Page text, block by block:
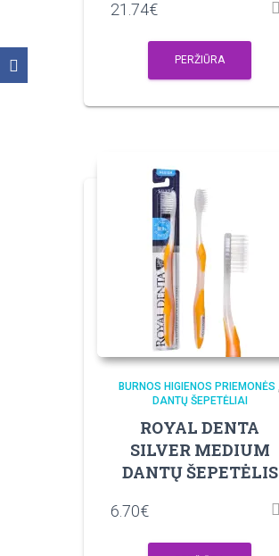
21.74€
PERŽIŪRA
BURNOS HIGIENOS PRIEMONĖS
DANTŲ ŠEPETĖLIAI
ROYAL DENTA
SILVER MEDIUM
DANTŲ ŠEPETĖLIS
6.70€